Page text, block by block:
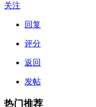
关注
回复
评分
返回
发帖
热门推荐